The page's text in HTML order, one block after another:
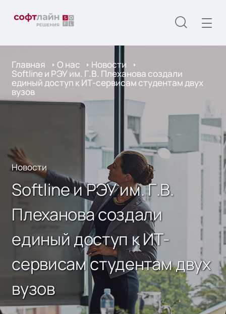
Главная О нас Новости
Softline и РЭУ им. Г.В. Плеханова создали
единый доступ к ИТ-сервисам студентам двух
вузов
Новости
Softline и РЭУ им. Г.В.
Плеханова создали
единый доступ к ИТ-
сервисам студентам двух
вузов